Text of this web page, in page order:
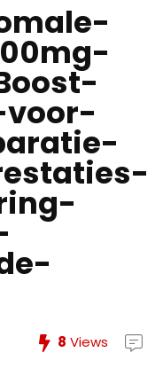
voor-
8 Views